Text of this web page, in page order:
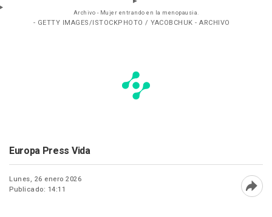
Archivo - Mujer entrando en la menopausia.
- GETTY IMAGES/ISTOCKPHOTO / YACOBCHUK - ARCHIVO
Europa Press Vida
Lunes, 26 enero 2026
Publicado: 14:11